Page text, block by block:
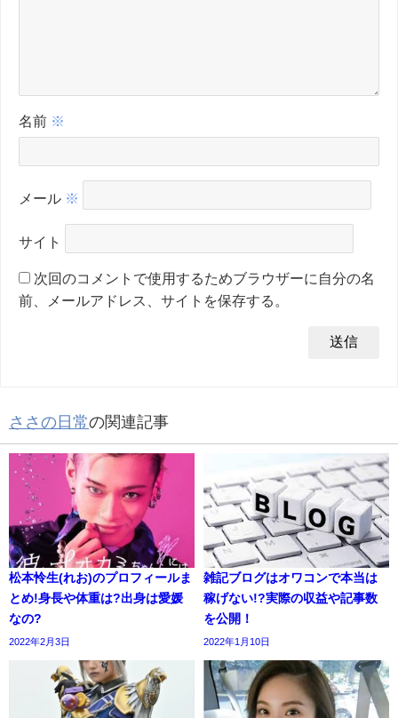
名前 ※
メール ※
サイト
次回のコメントで使用するためブラウザーに自分の名
前、メールアドレス、サイトを保存する。
ささの日常の関連記事
松本怜生(れお)のプロフィールま
とめ!身長や体重は?出身は愛媛
なの?
2022年2月3日
雑記ブログはオワコンで本当は
稼げない!?実際の収益や記事数
を公開！
2022年1月10日